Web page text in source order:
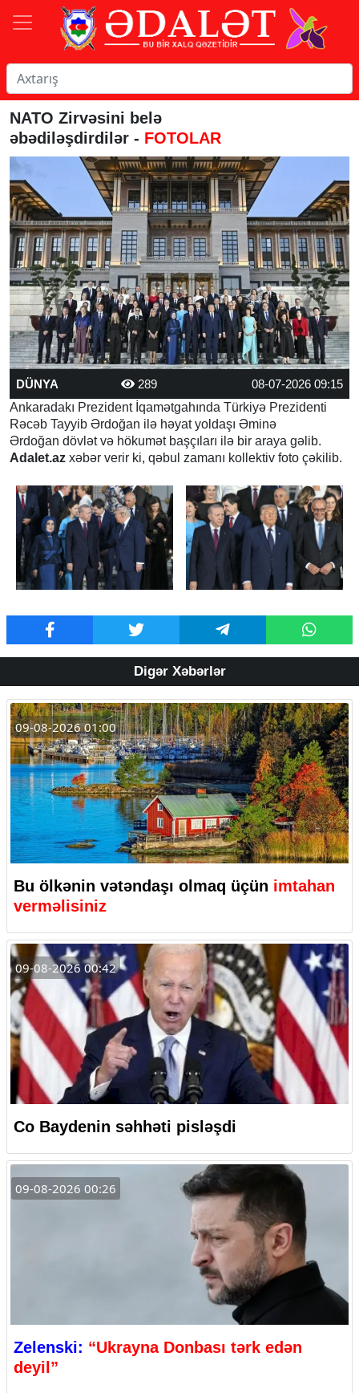
NATO Zirvəsini belə
əbədiləşdirdilər - FOTOLAR
DÜNYA 289
08-07-2026 09:15
Ankaradakı Prezident İqamətgahında Türkiyə Prezidenti
Rəcəb Tayyib Ərdoğan ilə həyat yoldaşı Əminə
Ərdoğan dövlət və hökumət başçıları ilə bir araya gəlib.
Adalet.az xəbər verir ki, qəbul zamanı kollektiv foto çəkilib.
Digər Xəbərlər
09-08-2026 01:00
Bu ölkənin vətəndaşı olmaq üçün imtahan
verməlisiniz
09-08-2026 00:42
Co Baydenin səhhəti pisləşdi
09-08-2026 00:26
Zelenski: “Ukrayna Donbası tərk edən
deyil”